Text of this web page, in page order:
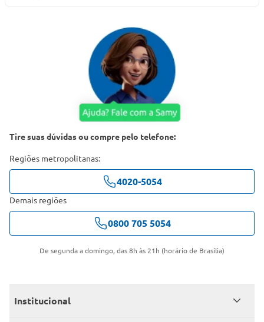
Tire suas dúvidas ou compre pelo telefone:
Regiões metropolitanas:
4020-5054
Demais regiões
0800 705 5054
De segunda a domingo, das 8h às 21h (horário de Brasília)
Institucional